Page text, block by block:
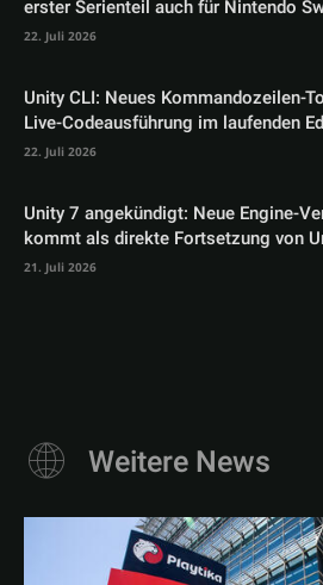
erster Serienteil auch für Nintendo
22. Juli 2026
Unity CLI: Neues Kommandozeilen-
Live-Codeausführung im laufenden
22. Juli 2026
Unity 7 angekündigt: Neue Engine-
kommt als direkte Fortsetzung von
21. Juli 2026
Weitere News